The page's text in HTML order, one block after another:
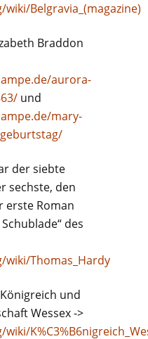
Belgravia_(magazine)
Braddon
aurora-
und
mary-
der siebte
sechste, den
erste Roman
des
Thomas_Hardy
und
Wessex ->